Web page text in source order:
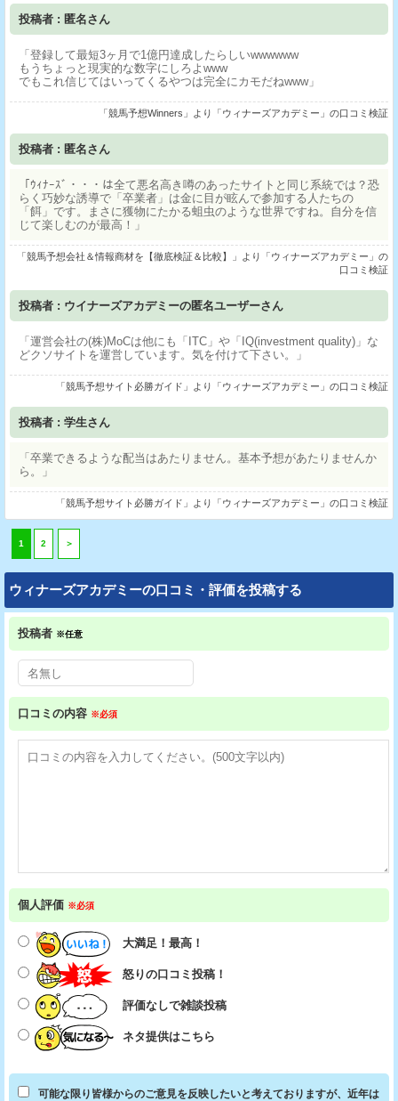
投稿者 : 匿名さん
「登録して最短3ヶ月で1億円達成したらしいwwwwww
もうちょっと現実的な数字にしろよwww
でもこれ信じてはいってくるやつは完全にカモだねwww」
「競馬予想Winners」より「ウィナーズアカデミー」の口コミ検証
投稿者 : 匿名さん
「ｳｨﾅｰｽﾞ・・・は全て悪名高き噂のあったサイトと同じ系統では？恐
らく巧妙な誘導で「卒業者」は金に目が眩んで参加する人たちの
「餌」です。まさに獲物にたかる蛆虫のような世界ですね。自分を信
じて楽しむのが最高！」
「競馬予想会社＆情報商材を【徹底検証＆比較】」より「ウィナーズアカデミー」の
口コミ検証
投稿者 : ウイナーズアカデミーの匿名ユーザーさん
「運営会社の(株)MoCは他にも「ITC」や「IQ(investment quality)」な
どクソサイトを運営しています。気を付けて下さい。」
「競馬予想サイト必勝ガイド」より「ウィナーズアカデミー」の口コミ検証
投稿者 : 学生さん
「卒業できるような配当はあたりません。基本予想があたりませんか
ら。」
「競馬予想サイト必勝ガイド」より「ウィナーズアカデミー」の口コミ検証
1 2 ＞
ウィナーズアカデミーの口コミ・評価を投稿する
投稿者 ※任意
口コミの内容 ※必須
個人評価 ※必須
大満足！最高！
怒りの口コミ投稿！
評価なしで雑談投稿
ネタ提供はこちら
可能な限り皆様からのご意見を反映したいと考えておりますが、近年は